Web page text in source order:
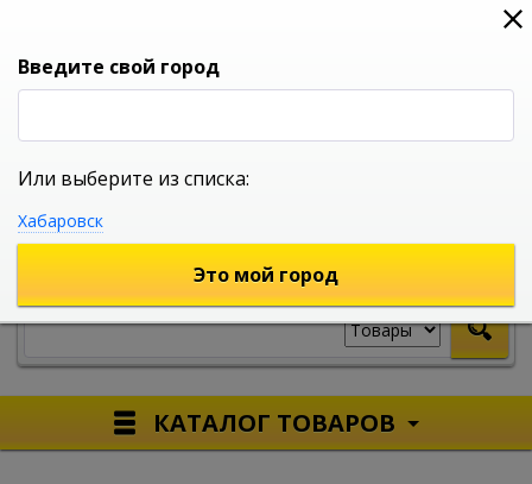
0
УНИВЕРСАЛЬНЫЙ ИНТЕРНЕТ МАГАЗИН
КАТАЛОГ ТОВАРОВ
Введите свой город
Или выберите из списка:
Хабаровск
Это мой город